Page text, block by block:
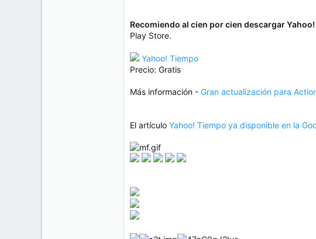
Recomiendo al cien por cien descargar
Play Store.
Yahoo! Tiempo
Precio: Gratis
Más información - Gran actualización para
El artículo Yahoo! Tiempo ya disponible en la